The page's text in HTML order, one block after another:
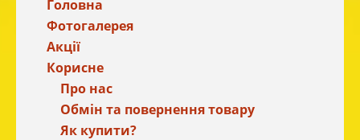
Головна
Фотогалерея
Акції
Корисне
Про нас
Обмін та повернення товару
Як купити?